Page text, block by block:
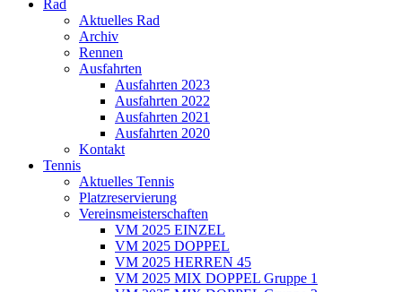
Rad
Aktuelles Rad
Archiv
Rennen
Ausfahrten
Ausfahrten 2023
Ausfahrten 2022
Ausfahrten 2021
Ausfahrten 2020
Kontakt
Tennis
Aktuelles Tennis
Platzreservierung
Vereinsmeisterschaften
VM 2025 EINZEL
VM 2025 DOPPEL
VM 2025 HERREN 45
VM 2025 MIX DOPPEL Gruppe 1